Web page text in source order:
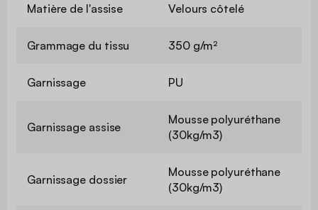
Matière de l'assise Velours côtelé
Grammage du tissu 350 g/m²
Garnissage PU
Garnissage assise
Mousse polyuréthane
(30kg/m3)
Garnissage dossier
Mousse polyuréthane
(30kg/m3)